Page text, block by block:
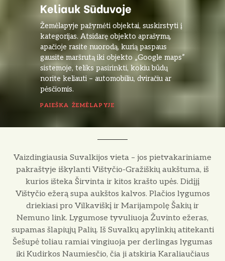
Keliauk Sūduvoje
Žemėlapyje pažymėti objektai, suskirstyti į
kategorijas. Atsidarę objekto aprašymą,
apačioje rasite nuorodą, kurią paspaus
gausite maršrutą iki objekto „Google maps”
sistemoje, teliks pasirinkti, kokiu būdų
norite keliauti – automobiliu, dviračiu ar
pėsčiomis.
PAIEŠKA ŽEMĖLAPYJE
Vaizdingiausia Suvalkijos vieta – jos pietvakariniame
pakraštyje iškylanti Vištyčio-Gražiškių aukštuma, iš
kurios išteka Širvinta ir kitos krašto upės. Didįjį
Vištyčio ežerą supa aukštos kalvos. Plačios lygumos
driekiasi pro Vilkaviškį ir Marijampolę Šakių ir
Nemuno link. Lygumose tyvuliuoja Žuvinto ežeras,
supamas šlapiųjų Palių. Iš Suvalkų apylinkių atitekanti
Šešupė toliau ramiai vingiuoja per derlingas lygumas
iki Kudirkos Naumiesčio, čia ji atskiria Karaliaučiaus